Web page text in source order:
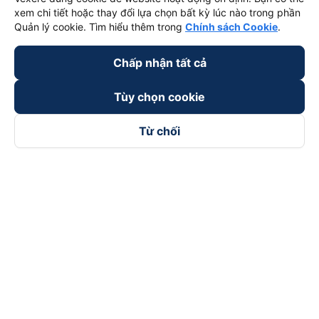
xem chi tiết hoặc thay đổi lựa chọn bất kỳ lúc nào trong phần
Quản lý cookie. Tìm hiểu thêm trong Chính sách Cookie.
Chấp nhận tất cả
Tùy chọn cookie
Từ chối